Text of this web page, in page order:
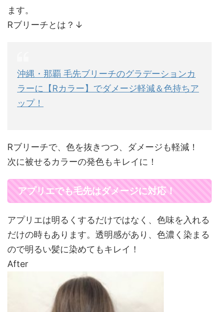
ます。
Rブリーチとは？↓
沖縄・那覇 毛先ブリーチのグラデーションカ
ラーに【Rカラー】でダメージ軽減＆色持ちア
ップ！
Rブリーチで、色を抜きつつ、ダメージも軽減！
次に被せるカラーの発色もキレイに！
アプリエでも毛先はダメージに対応！
アプリエは明るくするだけではなく、色味を入れる
だけの時もあります。透明感があり、色濃く染まる
ので明るい髪に染めてもキレイ！
After